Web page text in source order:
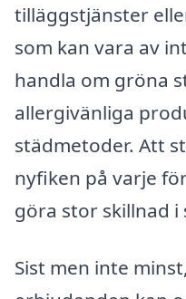
tilläggstjänster
som kan vara av
handla om gröna
allergivänliga
städmetoder. Att
nyfiken på varje
göra stor skillnad
Sist men inte